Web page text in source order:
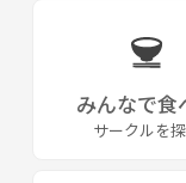
みんなで食
サークルを